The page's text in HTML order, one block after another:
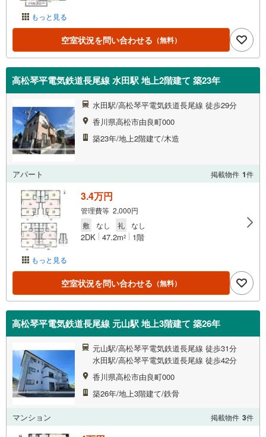
もっと見る
空室状況を問い合わせる （無料）
高松琴平電気鉄道長尾線 水田駅 地上2階建て 築23年
水田駅/高松琴平電気鉄道長尾線 徒歩29分
香川県高松市由良町000
築23年/地上2階建て/木造
アパート 掲載物件 1件
もっと見る
3.4万円
管理費等 2,000円
敷
なし 礼 なし
2DK 47.2m2 1階
空室状況を問い合わせる （無料）
高松琴平電気鉄道長尾線 元山駅 地上3階建て 築26年
元山駅/高松琴平電気鉄道長尾線 徒歩31分
水田駅/高松琴平電気鉄道長尾線 徒歩42分
香川県高松市由良町000
築26年/地上3階建て/鉄骨
マンション 掲載物件 3件